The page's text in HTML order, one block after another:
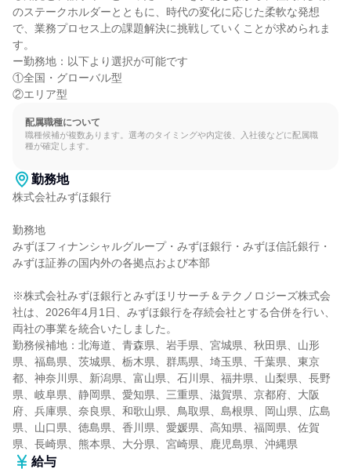
のステークホルダーとともに、時代の変化に応じた柔軟な発想
で、業務プロセス上の課題解決に挑戦していくことが求められま
す。
ー勤務地：以下より選択が可能です
①全国・グローバル型
②エリア型
配属職種について
職種候補が複数あります。選考のタイミングや内定後、入社後などに配属職
種が確定します。
勤務地
株式会社みずほ銀行
勤務地
みずほフィナンシャルグループ・みずほ銀行・みずほ信託銀行・
みずほ証券の国内外の各拠点および本部
※株式会社みずほ銀行とみずほリサーチ＆テクノロジーズ株式会
社は、2026年4月1日、みずほ銀行を存続会社とする合併を行い、
両社の事業を統合いたしました。
勤務候補地：北海道、青森県、岩手県、宮城県、秋田県、山形
県、福島県、茨城県、栃木県、群馬県、埼玉県、千葉県、東京
都、神奈川県、新潟県、富山県、石川県、福井県、山梨県、長野
県、岐阜県、静岡県、愛知県、三重県、滋賀県、京都府、大阪
府、兵庫県、奈良県、和歌山県、鳥取県、島根県、岡山県、広島
県、山口県、徳島県、香川県、愛媛県、高知県、福岡県、佐賀
県、長崎県、熊本県、大分県、宮崎県、鹿児島県、沖縄県
給与